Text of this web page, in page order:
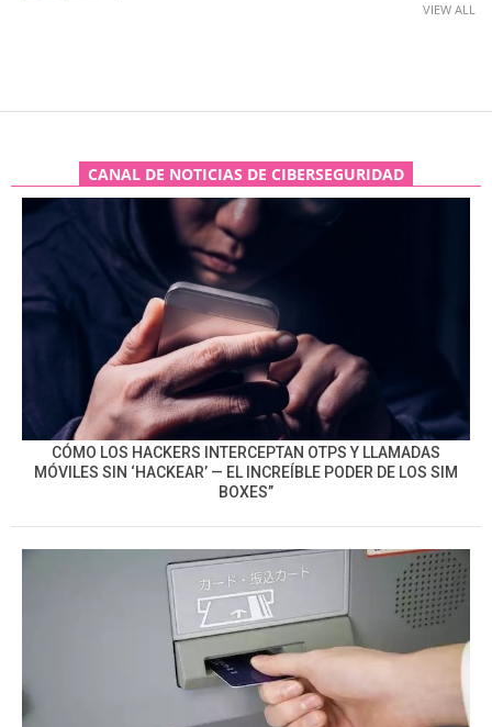
VIEW ALL
CANAL DE NOTICIAS DE CIBERSEGURIDAD
CÓMO LOS HACKERS INTERCEPTAN OTPS Y LLAMADAS
MÓVILES SIN ‘HACKEAR’ — EL INCREÍBLE PODER DE LOS SIM
BOXES”